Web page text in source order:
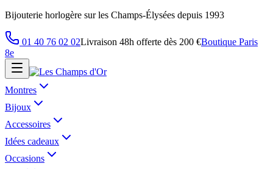
Bijouterie horlogère sur les Champs-Élysées depuis 1993
01 40 76 02 02Livraison 48h offerte dès 200 €Boutique Paris
8e
Montres
Bijoux
Accessoires
Idées cadeaux
Occasions